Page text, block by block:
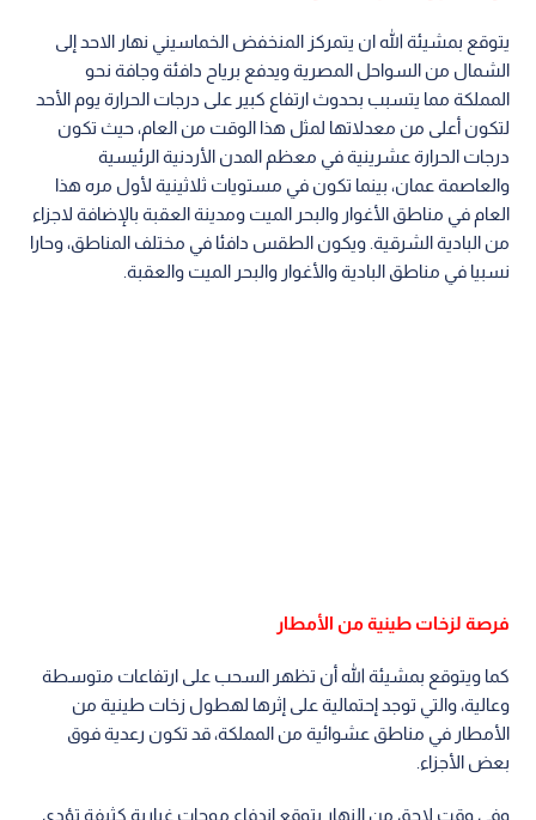
يتوقع بمشيئة الله ان يتمركز المنخفض الخماسيني نهار الاحد إلى
الشمال من السواحل المصرية ويدفع برياح دافئة وجافة نحو
المملكة مما يتسبب بحدوث ارتفاع كبير على درجات الحرارة يوم الأحد
لتكون أعلى من معدلاتها لمثل هذا الوقت من العام، حيث تكون
درجات الحرارة عشرينية في معظم المدن الأردنية الرئيسية
والعاصمة عمان، بينما تكون في مستويات ثلاثينية لأول مره هذا
العام في مناطق الأغوار والبحر الميت ومدينة العقبة بالإضافة لاجزاء
من البادية الشرقية. ويكون الطقس دافئا في مختلف المناطق، وحارا
نسبيا في مناطق البادية والأغوار والبحر الميت والعقبة.
فرصة لزخات طينية من الأمطار
كما ويتوقع بمشيئة الله أن تظهر السحب على ارتفاعات متوسطة
وعالية، والتي توجد إحتمالية على إثرها لهطول زخات طينية من
الأمطار في مناطق عشوائية من المملكة، قد تكون رعدية فوق
بعض الأجزاء.
وفي وقت لاحق من النهار يتوقع إندفاع موجات غبارية كثيفة تؤدي